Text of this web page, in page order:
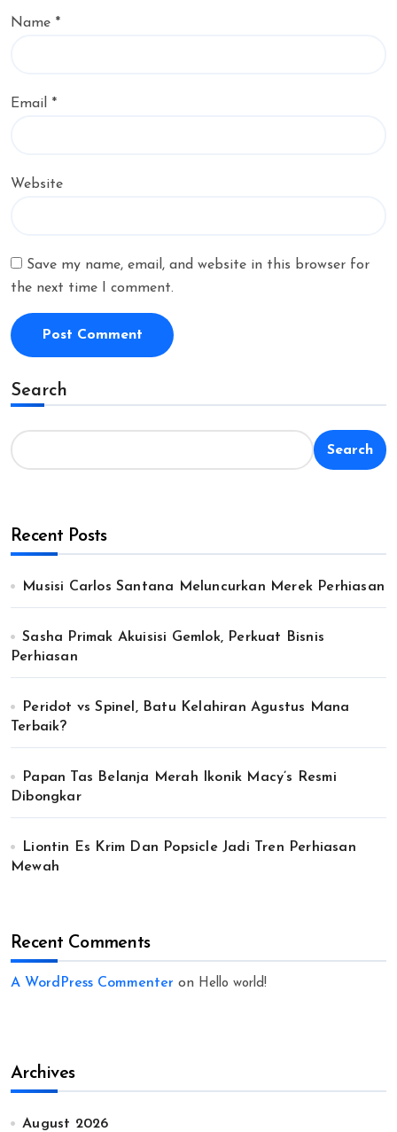
Name *
Email *
Website
Save my name, email, and website in this browser for
the next time I comment.
Search
Search
Recent Posts
Musisi Carlos Santana Meluncurkan Merek Perhiasan
Sasha Primak Akuisisi Gemlok, Perkuat Bisnis
Perhiasan
Peridot vs Spinel, Batu Kelahiran Agustus Mana
Terbaik?
Papan Tas Belanja Merah Ikonik Macy’s Resmi
Dibongkar
Liontin Es Krim Dan Popsicle Jadi Tren Perhiasan
Mewah
Recent Comments
A WordPress Commenter on Hello world!
Archives
August 2026